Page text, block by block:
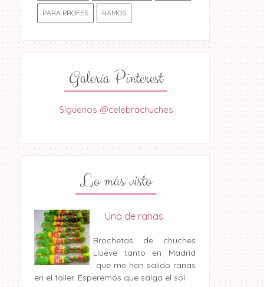
PARA PROFES RAMOS
Galería Pinterest
Síguenos @celebrachuches
Lo más visto
Una de ranas
Brochetas de chuches
Llueve tanto en Madrid
que me han salido ranas
en el taller. Esperemos que salga el sol